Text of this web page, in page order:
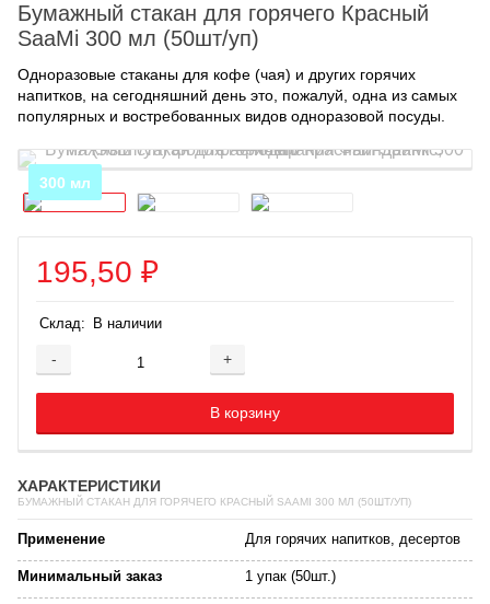
Бумажный стакан для горячего Красный
SaaMi 300 мл (50шт/уп)
Одноразовые стаканы для кофе (чая) и других горячих
напитков, на сегодняшний день это, пожалуй, одна из самых
популярных и востребованных видов одноразовой посуды.
300 мл
195,50 ₽
Склад: В наличии
- +
Добавляется...
В корзину
Добавлен
ХАРАКТЕРИСТИКИ
БУМАЖНЫЙ СТАКАН ДЛЯ ГОРЯЧЕГО КРАСНЫЙ SAAMI 300 МЛ (50ШТ/УП)
Применение Для горячих напитков, десертов
Минимальный заказ 1 упак (50шт.)